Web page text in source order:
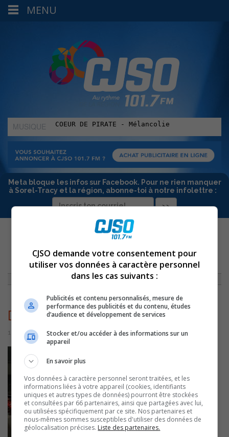
MUSIQUE
:
Meta bloque les infos sur Facebook. Pour ne rien manquer
à Sorel-Tracy et la région, abonne-toi à notre infolettre :
ACCUEIL»ACTUALITÉS»UNE VINGTAINE D’ÉTUDIANTS VIENNENT
ENTENDRE LES CANDIDATS À LA MAIRIE DE SOREL-TRACY»
DEBATAGEECST
DebatAGEECST
10 novembre 2022 | Par Sylvain Rochon
MENU
CJSO demande votre consentement pour
utiliser vos données à caractère personnel
dans les cas suivants :
Publicités et contenu personnalisés, mesure de
performance des publicités et du contenu, études
d’audience et développement de services
Stocker et/ou accéder à des informations sur un
appareil
En savoir plus
Vos données à caractère personnel seront traitées, et les
informations liées à votre appareil (cookies, identifiants
uniques et autres types de données) pourront être stockées
et consultées par 66 partenaires, ainsi que partagées avec lui,
ou utilisées spécifiquement par ce site. Nos partenaires et
nous-mêmes sommes susceptibles d'utiliser des données de
géolocalisation précises. Liste des partenaires.